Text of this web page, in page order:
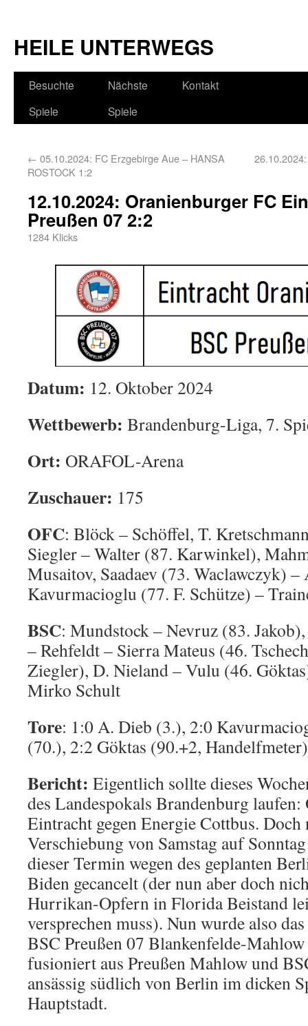
HEILE UNTERWEGS
Besuchte
Spiele
Nächste
Spiele
Kontakt
← 05.10.2024: FC Erzgebirge Aue – HANSA
ROSTOCK 1:2
12.10.2024: Oranienburger FC
Preußen 07 2:2
1284 Klicks
Datum: 12. Oktober 2024
Wettbewerb: Brandenburg-Liga, 7.
Ort: ORAFOL-Arena
Zuschauer: 175
OFC: Blöck – Schöffel, T.
Siegler – Walter (87. Karwinkel),
Musaitov, Saadaev (73. Waclawczyk) –
Kavurmacioglu (77. F. Schütze) –
BSC: Mundstock – Nevruz (83.
– Rehfeldt – Sierra Mateus (46.
Ziegler), D. Nieland – Vulu (46.
Mirko Schult
Tore: 1:0 A. Dieb (3.), 2:0
(70.), 2:2 Göktas (90.+2, Handelfmeter)
Bericht: Eigentlich sollte dieses
des Landespokals Brandenburg
Eintracht gegen Energie Cottbus. Doch
Verschiebung von Samstag auf
dieser Termin wegen des geplanten
Biden gecancelt (der nun aber doch
Hurrikan-Opfern in Florida Beistand
versprechen muss). Nun wurde also
BSC Preußen 07 Blankenfelde-
fusioniert aus Preußen Mahlow und
ansässig südlich von Berlin im dicken
Hauptstadt.